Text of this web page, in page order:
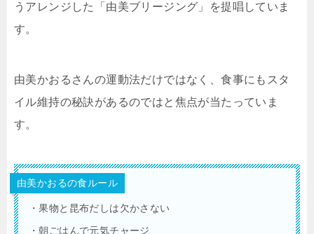
うアレンジした「由美ブリージング」を提唱していま
す。
由美かおるさんの運動法だけではなく、食事にもスタ
イル維持の秘訣があるのではと焦点が当たっていま
す。
由美かおるの食ルール
・果物と昆布だしは欠かさない
・朝ごはんで元気チャージ